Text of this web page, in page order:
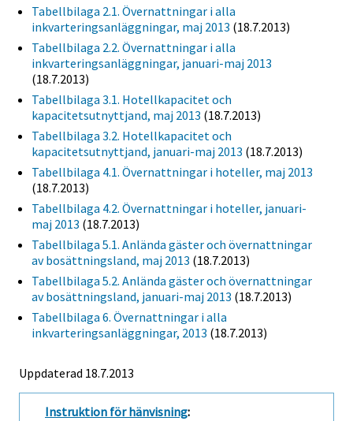
Tabellbilaga 2.1. Övernattningar i alla
inkvarteringsanläggningar, maj 2013 (18.7.2013)
Tabellbilaga 2.2. Övernattningar i alla
inkvarteringsanläggningar, januari-maj 2013
(18.7.2013)
Tabellbilaga 3.1. Hotellkapacitet och
kapacitetsutnyttjand, maj 2013 (18.7.2013)
Tabellbilaga 3.2. Hotellkapacitet och
kapacitetsutnyttjand, januari-maj 2013 (18.7.2013)
Tabellbilaga 4.1. Övernattningar i hoteller, maj 2013
(18.7.2013)
Tabellbilaga 4.2. Övernattningar i hoteller, januari-
maj 2013 (18.7.2013)
Tabellbilaga 5.1. Anlända gäster och övernattningar
av bosättningsland, maj 2013 (18.7.2013)
Tabellbilaga 5.2. Anlända gäster och övernattningar
av bosättningsland, januari-maj 2013 (18.7.2013)
Tabellbilaga 6. Övernattningar i alla
inkvarteringsanläggningar, 2013 (18.7.2013)
Uppdaterad 18.7.2013
Instruktion för hänvisning: